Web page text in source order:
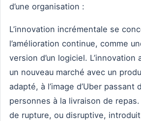
d’une organisation :
L’innovation incrémentale se
l’amélioration continue, comme
version d’un logiciel. L’innovation
un nouveau marché avec un
adapté, à l’image d’Uber passant
personnes à la livraison de repas.
de rupture, ou disruptive,